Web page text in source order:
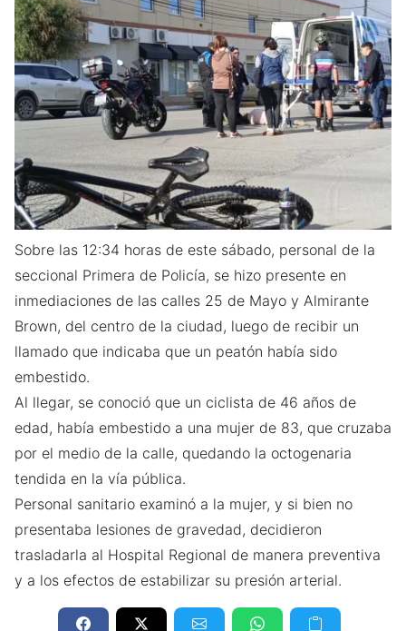
Sobre las 12:34 horas de este sábado, personal de la
seccional Primera de Policía, se hizo presente en
inmediaciones de las calles 25 de Mayo y Almirante
Brown, del centro de la ciudad, luego de recibir un
llamado que indicaba que un peatón había sido
embestido.
Al llegar, se conoció que un ciclista de 46 años de
edad, había embestido a una mujer de 83, que cruzaba
por el medio de la calle, quedando la octogenaria
tendida en la vía pública.
Personal sanitario examinó a la mujer, y si bien no
presentaba lesiones de gravedad, decidieron
trasladarla al Hospital Regional de manera preventiva
y a los efectos de estabilizar su presión arterial.